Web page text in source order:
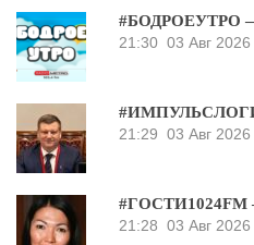
#БОДРОЕУТРО —
21:30 03 Авг 2026
21:29 03 Авг 2026
#ГОСТИ1024FM
21:28 03 Авг 2026